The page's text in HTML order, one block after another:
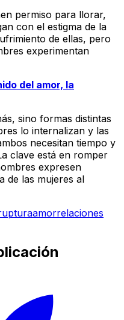
permiso para llorar,
con el estigma de la
de ellas, pero
experimentan
del amor, la
sino formas distintas
lo internalizan y las
necesitan tiempo y
clave está en romper
expresen
de las mujeres al
amorrelaciones